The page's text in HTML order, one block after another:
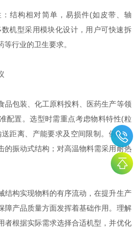
构相对简单，易损件(如皮带、轴
机型采用模块化设计，用户可快速拆
行业的卫生要求。
包装、化工原料投料、医药生产等领
配置。选型时需重点考虑物料特性(粒
距离、产能要求及空间限制。例如，
的振动式结构；对高温物料需采用耐热
结构实现物料的有序流动，在提升生产
障产品质量方面发挥着基础作用。理解
者根据实际需求选择合适机型，并优化